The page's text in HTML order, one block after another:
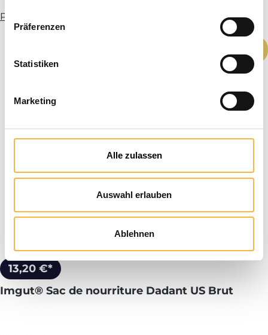
Präferenzen
Statistiken
Marketing
Alle zulassen
Auswahl erlauben
Ablehnen
Plus d’infos
Quantité de produit : Entrez la
13,20 €*
Imgut® Sac de nourriture Dadant US Brut